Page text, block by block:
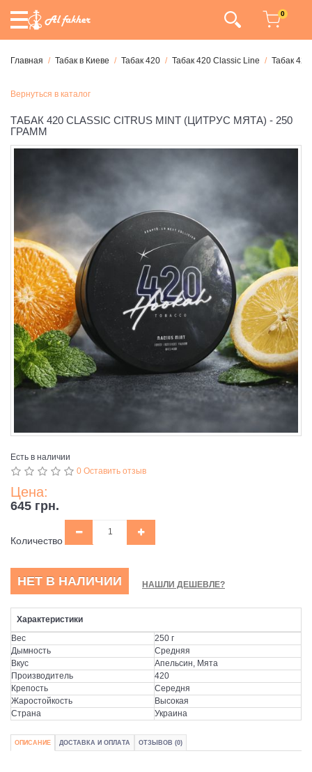
0
Главная Табак в Киеве Табак 420 Табак 420 Classic Line Табак
Вернуться в каталог
ТАБАК 420 CLASSIC CITRUS MINT (ЦИТРУС МЯТА) - 250
ГРАММ
Есть в наличии
0 Оставить отзыв
Цена:
645 грн.
Количество
НЕТ В НАЛИЧИИ НАШЛИ ДЕШЕВЛЕ?
Характеристики
Вес
250 г
Дымность
Средняя
Вкус
Апельсин, Мята
Производитель
420
Крепость
Середня
Жаростойкость
Высокая
Страна
Украина
ОПИСАНИЕ ДОСТАВКА И ОПЛАТА ОТЗЫВОВ (0)